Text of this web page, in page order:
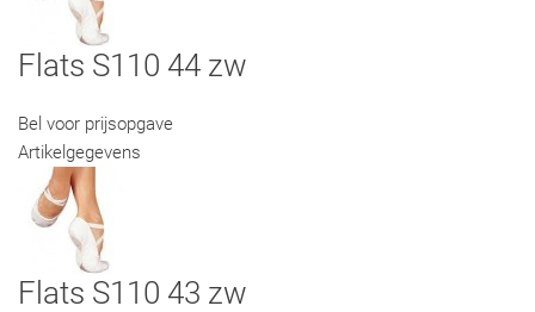
Flats S110 44 zw
Bel voor prijsopgave
Artikelgegevens
Flats S110 43 zw